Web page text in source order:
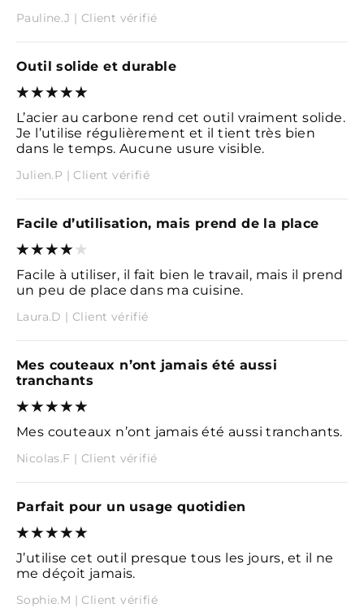
Pauline.J | Client vérifié
Outil solide et durable
L’acier au carbone rend cet outil vraiment solide.
Je l’utilise régulièrement et il tient très bien
dans le temps. Aucune usure visible.
Julien.P | Client vérifié
Facile d’utilisation, mais prend de la place
Facile à utiliser, il fait bien le travail, mais il prend
un peu de place dans ma cuisine.
Laura.D | Client vérifié
Mes couteaux n’ont jamais été aussi
tranchants
Mes couteaux n’ont jamais été aussi tranchants.
Nicolas.F | Client vérifié
Parfait pour un usage quotidien
J’utilise cet outil presque tous les jours, et il ne
me déçoit jamais.
Sophie.M | Client vérifié